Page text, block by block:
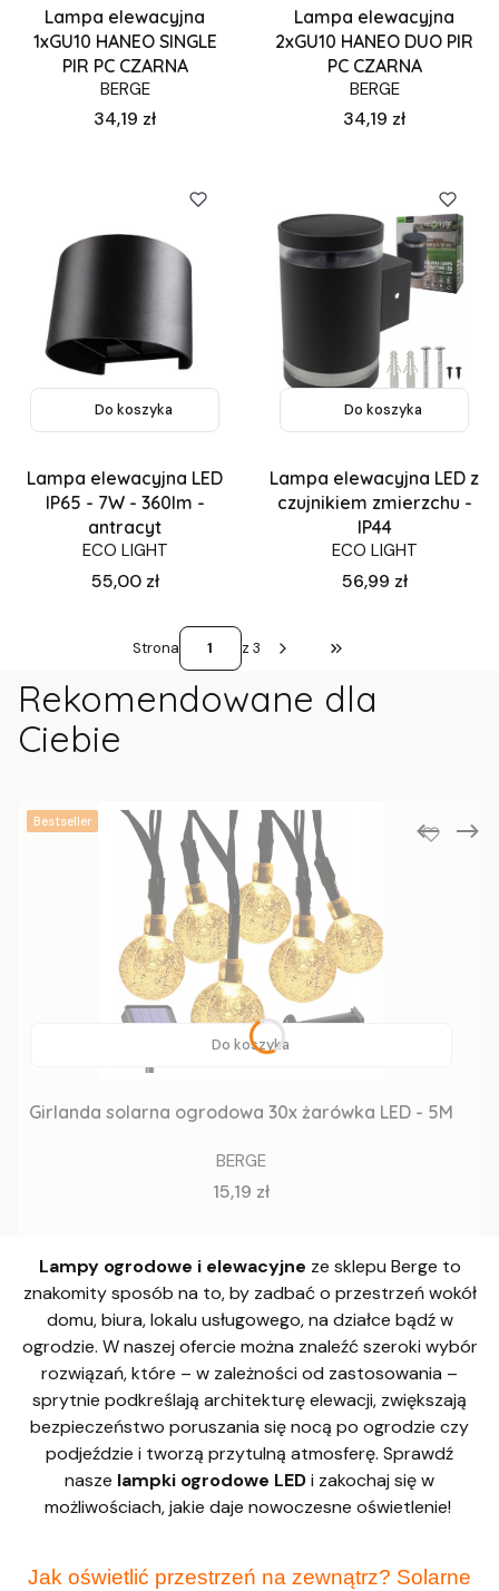
Lampa elewacyjna
1xGU10 HANEO SINGLE
PIR PC CZARNA
BERGE
Cena
34,19 zł
Lampa elewacyjna
2xGU10 HANEO DUO PIR
PC CZARNA
BERGE
Cena
34,19 zł
Do koszyka
Lampa elewacyjna LED
IP65 - 7W - 360lm -
antracyt
ECO LIGHT
Cena
55,00 zł
Do koszyka
Lampa elewacyjna LED z
czujnikiem zmierzchu -
IP44
ECO LIGHT
Cena
56,99 zł
Strona z 3 Przejdź do ostatniej
Rekomendowane dla
Ciebie
Bestseller
Do koszyka
Girlanda solarna ogrodowa 30x żarówka LED - 5M
BERGE
Cena
15,19 zł
Lampy ogrodowe i elewacyjne ze sklepu Berge to
znakomity sposób na to, by zadbać o przestrzeń wokół
domu, biura, lokalu usługowego, na działce bądź w
ogrodzie. W naszej ofercie można znaleźć szeroki wybór
rozwiązań, które – w zależności od zastosowania –
sprytnie podkreślają architekturę elewacji, zwiększają
bezpieczeństwo poruszania się nocą po ogrodzie czy
podjeździe i tworzą przytulną atmosferę. Sprawdź
nasze lampki ogrodowe LEDi zakochaj się w
możliwościach, jakie daje nowoczesne oświetlenie!
Jak oświetlić przestrzeń na zewnątrz? Solarne